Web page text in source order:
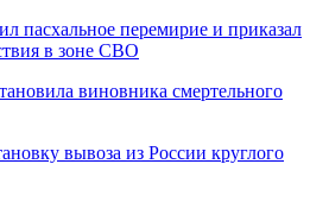
пасхальное перемирие и приказал
в зоне СВО
виновника смертельного
вывоза из России круглого